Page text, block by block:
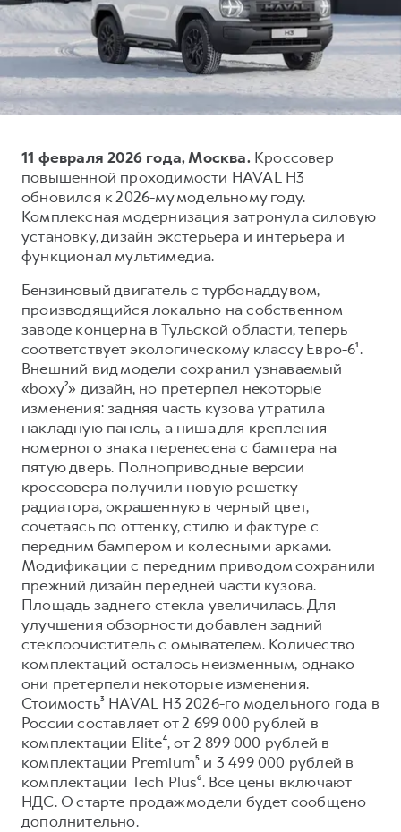
Внедорожники
H3
от 2 499 000 ₽ от 4 049 000 ₽
H7
от 3 799 000 ₽
H9
от 4 799 000 ₽
Оценить трейд-ин
Конфигуратор модели
Горячая линия
8 (800) 511-59-86
Все о сервисе
Горячая линия
11 февраля 2026 года, Москва.Кроссовер
повышенной проходимости HAVAL H3
обновился к 2026-му модельному году.
Комплексная модернизация затронула силовую
установку, дизайн экстерьера и интерьера и
функционал мультимедиа.
Бензиновый двигатель с турбонаддувом,
производящийся локально на собственном
заводе концерна в Тульской области, теперь
соответствует экологическому классу Евро-6¹.
Внешний вид модели сохранил узнаваемый
«boxy²» дизайн, но претерпел некоторые
изменения: задняя часть кузова утратила
накладную панель, а ниша для крепления
номерного знака перенесена с бампера на
пятую дверь. Полноприводные версии
кроссовера получили новую решетку
радиатора, окрашенную в черный цвет,
сочетаясь по оттенку, стилю и фактуре с
передним бампером и колесными арками.
Модификации с передним приводом сохранили
прежний дизайн передней части кузова.
Площадь заднего стекла увеличилась. Для
улучшения обзорности добавлен задний
стеклоочиститель с омывателем. Количество
комплектаций осталось неизменным, однако
они претерпели некоторые изменения.
Стоимость³ HAVAL H3 2026-го модельного года в
России составляет от 2 699 000 рублей в
комплектации Elite⁴, от 2 899 000 рублей в
комплектации Premium⁵ и 3 499 000 рублей в
комплектации Tech Plus⁶. Все цены включают
НДС. О старте продаж модели будет сообщено
дополнительно.